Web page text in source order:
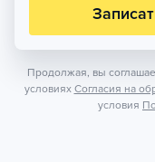
Продолжая, вы
условиях Согласия на
условия